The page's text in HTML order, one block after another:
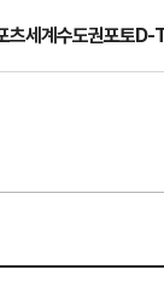
츠세계수도권포토D-